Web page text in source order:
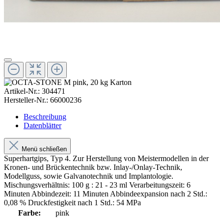
Artikel-Nr.: 304471
Hersteller-Nr.: 66000236
Beschreibung
Datenblätter
Menü schließen
Superhartgips, Typ 4. Zur Herstellung von Meistermodellen in der
Kronen- und Brückentechnik bzw. Inlay-/Onlay-Technik,
Modellguss, sowie Galvanotechnik und Implantologie.
Mischungsverhältnis: 100 g : 21 - 23 ml Verarbeitungszeit: 6
Minuten Abbindezeit: 11 Minuten Abbindeexpansion nach 2 Std.:
0,08 % Druckfestigkeit nach 1 Std.: 54 MPa
Farbe:
pink